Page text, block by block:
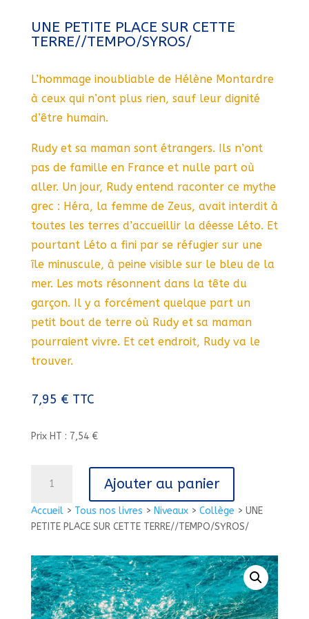
Accueil> Tous nos livres > Niveaux> Collège > UNE
PETITE PLACE SUR CETTE TERRE//TEMPO/SYROS/
UNE PETITE PLACE SUR CETTE
TERRE//TEMPO/SYROS/
L’hommage inoubliable de Hélène Montardre
à ceux qui n’ont plus rien, sauf leur dignité
d’être humain.
Rudy et sa maman sont étrangers. Ils n’ont
pas de famille en France et nulle part où
aller. Un jour, Rudy entend raconter ce mythe
grec : Héra, la femme de Zeus, avait interdit à
toutes les terres d’accueillir la déesse Léto. Et
pourtant Léto a fini par se réfugier sur une
île minuscule, à peine visible sur le bleu de la
mer. Les mots résonnent dans la tête du
garçon. Il y a forcément quelque part un
petit bout de terre où Rudy et sa maman
pourraient vivre. Et cet endroit, Rudy va le
trouver.
7,95 € TTC
Prix HT : 7,54 €
UNE
PETITE
CETTE
TERRE//TEMPO/SYROS/
Ajouter au panier